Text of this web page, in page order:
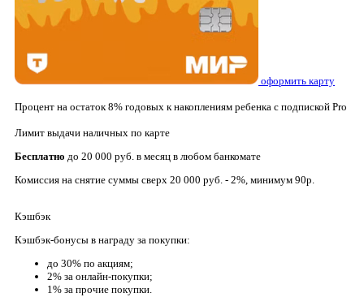
оформить карту
Процент на остаток 8% годовых к накоплениям ребенка с подпиской Pro
Лимит выдачи наличных по карте
Бесплатно до 20 000 руб. в месяц в любом банкомате
Комиссия на снятие суммы сверх 20 000 руб. - 2%, минимум 90р.
Кэшбэк
Кэшбэк-бонусы в награду за покупки:
до 30% по акциям;
2% за онлайн-покупки;
1% за прочие покупки.